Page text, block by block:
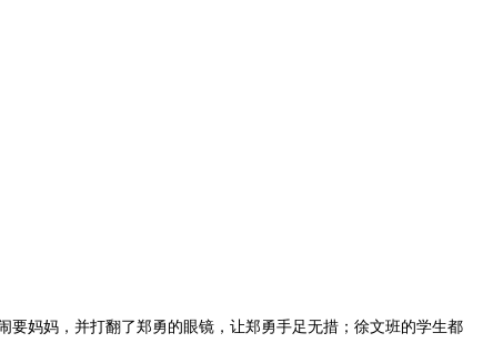
妈妈，并打翻了郑勇的眼镜，让郑勇手足无措；徐文班的学生都